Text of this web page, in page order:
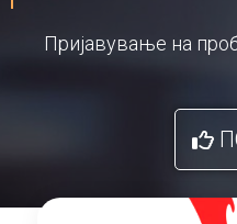
Пријавување на